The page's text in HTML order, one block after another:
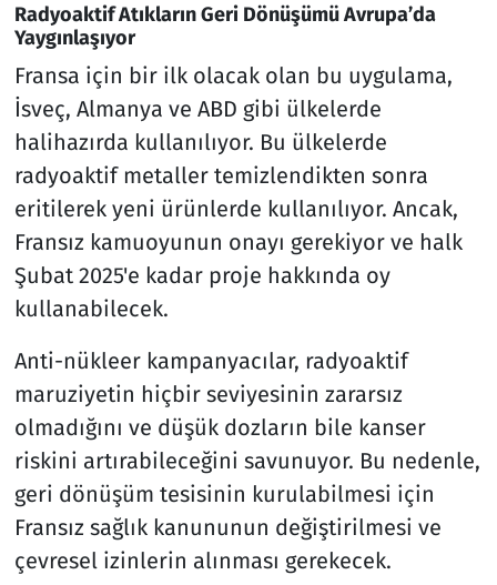
Radyoaktif Atıkların Geri Dönüşümü Avrupa’da
Yaygınlaşıyor
Fransa için bir ilk olacak olan bu uygulama,
İsveç, Almanya ve ABD gibi ülkelerde
halihazırda kullanılıyor. Bu ülkelerde
radyoaktif metaller temizlendikten sonra
eritilerek yeni ürünlerde kullanılıyor. Ancak,
Fransız kamuoyunun onayı gerekiyor ve halk
Şubat 2025'e kadar proje hakkında oy
kullanabilecek.
Anti-nükleer kampanyacılar, radyoaktif
maruziyetin hiçbir seviyesinin zararsız
olmadığını ve düşük dozların bile kanser
riskini artırabileceğini savunuyor. Bu nedenle,
geri dönüşüm tesisinin kurulabilmesi için
Fransız sağlık kanununun değiştirilmesi ve
çevresel izinlerin alınması gerekecek.